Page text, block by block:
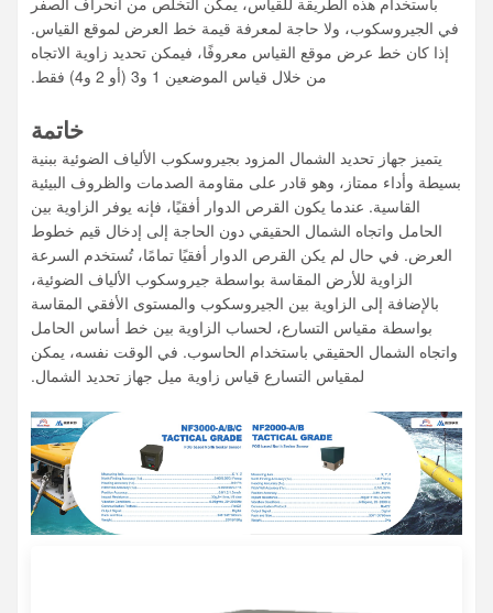
في الجيروسكوب، ولا حاجة لمعرفة قيمة خط العرض لموقع القياس.
إذا كان خط عرض موقع القياس معروفًا، فيمكن تحديد زاوية الاتجاه
من خلال قياس الموضعين 1 و3 (أو 2 و4) فقط.
خاتمة
يتميز جهاز تحديد الشمال المزود بجيروسكوب الألياف الضوئية ببنية
بسيطة وأداء ممتاز، وهو قادر على مقاومة الصدمات والظروف البيئية
القاسية. عندما يكون القرص الدوار أفقيًا، فإنه يوفر الزاوية بين
الحامل واتجاه الشمال الحقيقي دون الحاجة إلى إدخال قيم خطوط
العرض. في حال لم يكن القرص الدوار أفقيًا تمامًا، تُستخدم السرعة
الزاوية للأرض المقاسة بواسطة جيروسكوب الألياف الضوئية،
بالإضافة إلى الزاوية بين الجيروسكوب والمستوى الأفقي المقاسة
بواسطة مقياس التسارع، لحساب الزاوية بين خط أساس الحامل
واتجاه الشمال الحقيقي باستخدام الحاسوب. في الوقت نفسه، يمكن
لمقياس التسارع قياس زاوية ميل جهاز تحديد الشمال.